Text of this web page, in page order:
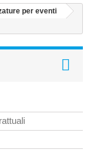
per eventi